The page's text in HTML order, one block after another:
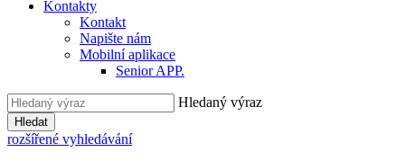
Kontakty
Kontakt
Napište nám
Mobilní aplikace
Senior APP.
Hledaný výraz
Hledat
rozšířené vyhledávání